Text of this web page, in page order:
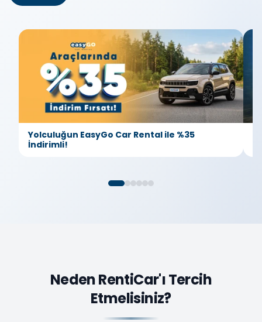
Yolculuğun EasyGo Car Rental ile %35
İndirimli!
Neden RentiCar'ı Tercih
Etmelisiniz?